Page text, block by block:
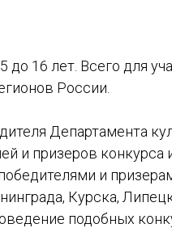
до 16 лет. Всего для
России.
Департамента
и призеров конкурса
и
Курска,
подобных